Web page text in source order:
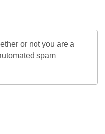
or not you are a
spam